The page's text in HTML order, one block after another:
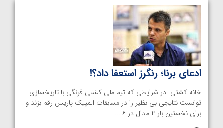
ادعای برنا؛ رنگرز استعفا داد؟!
خانه کشتی- در شرایطی که تیم ملی کشتی فرنگی با تاریخسازی
توانست نتایجی بی نظیر را در مسابقات المپیک پاریس رقم بزند و
برای نخستین بار ۴ مدال در ۶ ...